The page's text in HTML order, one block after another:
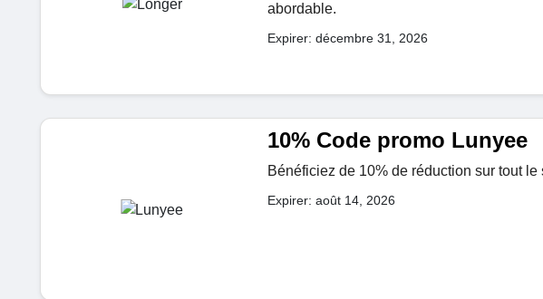
abordable.
Expirer: décembre 31, 2026
10% Code promo Lunyee
Bénéficiez de 10% de réduction sur tout le
Expirer: août 14, 2026